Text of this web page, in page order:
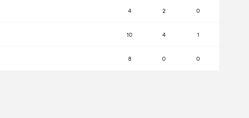
4 2 0
10 4 1
8 0 0